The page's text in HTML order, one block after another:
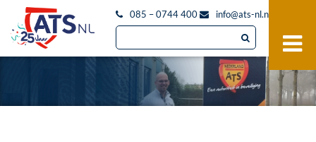
085 – 0744 400 info@ats-nl.nl